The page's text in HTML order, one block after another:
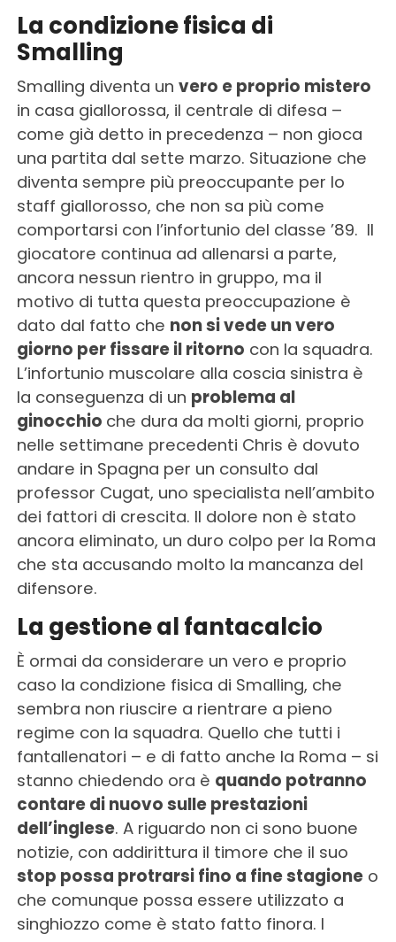
La condizione fisica di
Smalling
Smalling diventa un vero e proprio mistero
in casa giallorossa, il centrale di difesa –
come già detto in precedenza – non gioca
una partita dal sette marzo. Situazione che
diventa sempre più preoccupante per lo
staff giallorosso, che non sa più come
comportarsi con l’infortunio del classe ’89. Il
giocatore continua ad allenarsi a parte,
ancora nessun rientro in gruppo, ma il
motivo di tutta questa preoccupazione è
dato dal fatto che non si vede un vero
giorno per fissare il ritorno con la squadra.
L’infortunio muscolare alla coscia sinistra è
la conseguenza di un problema al
ginocchio che dura da molti giorni, proprio
nelle settimane precedenti Chris è dovuto
andare in Spagna per un consulto dal
professor Cugat, uno specialista nell’ambito
dei fattori di crescita. Il dolore non è stato
ancora eliminato, un duro colpo per la Roma
che sta accusando molto la mancanza del
difensore.
La gestione al fantacalcio
È ormai da considerare un vero e proprio
caso la condizione fisica di Smalling, che
sembra non riuscire a rientrare a pieno
regime con la squadra. Quello che tutti i
fantallenatori – e di fatto anche la Roma – si
stanno chiedendo ora è quando potranno
contare di nuovo sulle prestazioni
dell’inglese. A riguardo non ci sono buone
notizie, con addirittura il timore che il suo
stop possa protrarsi fino a fine stagioneo
che comunque possa essere utilizzato a
singhiozzo come è stato fatto finora. I